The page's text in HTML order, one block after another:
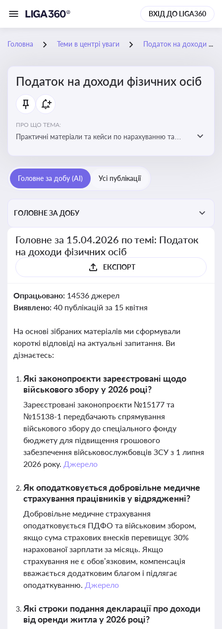
ВХІД ДО LIGA360
Головна Теми в центрі уваги Податок на доходи фізичних осіб
Податок на доходи фізичних осіб
ПРО ЩО ТЕМА:
Практичні матеріали та кейси по нарахуванню та
Головне за добу (AI) Усі публікації
ГОЛОВНЕ ЗА ДОБУ
Головне за 15.04.2026 по темі: Податок
на доходи фізичних осіб
ЕКСПОРТ
Опрацьовано: 14536 джерел
Виявлено: 40 публікацій за 15 квітня
На основі зібраних матеріалів ми сформували
короткі відповіді на актуальні запитання. Ви
дізнаєтесь:
Які законопроєкти зареєстровані щодо
військового збору у 2026 році?
Зареєстровані законопроєкти №15177 та
№15138-1 передбачають спрямування
військового збору до спеціального фонду
бюджету для підвищення грошового
забезпечення військовослужбовців ЗСУ з 1 липня
2026 року. Джерело
Як оподатковується добровільне медичне
страхування працівників у відрядженні?
Добровільне медичне страхування
оподатковується ПДФО та військовим збором,
якщо сума страхових внесків перевищує 30%
нарахованої зарплати за місяць. Якщо
страхування не є обов’язковим, компенсація
вважається додатковим благом і підлягає
оподаткуванню. Джерело
Які строки подання декларації про доходи
від оренди житла у 2026 році?